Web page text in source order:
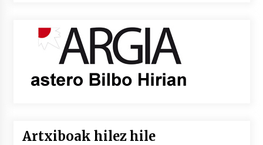
Artxiboak hilez hile